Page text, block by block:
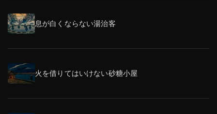
息が白くならない湯治客
火を借りてはいけない砂糖小屋